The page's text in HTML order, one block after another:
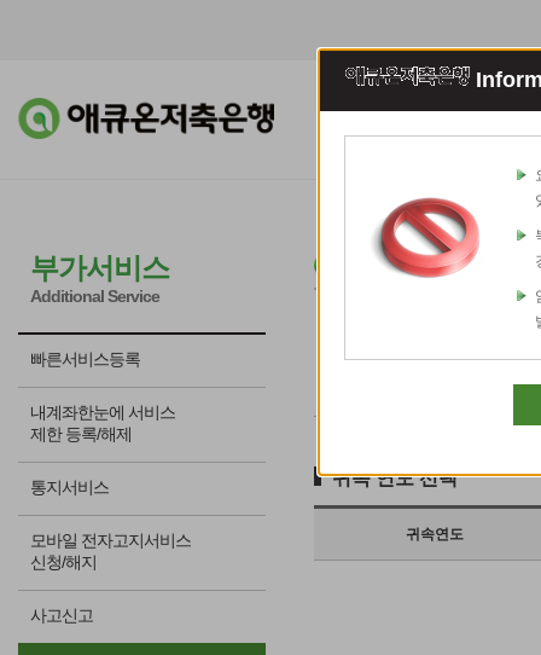
조회이체 예적
부가서비스
Additional Service
빠른서비스등록
내계좌한눈에 서비스
제한 등록/해제
통지서비스
모바일 전자고지서비스
신청/해지
사고신고
금융소득원천징
귀속 연도 선택
귀속연도